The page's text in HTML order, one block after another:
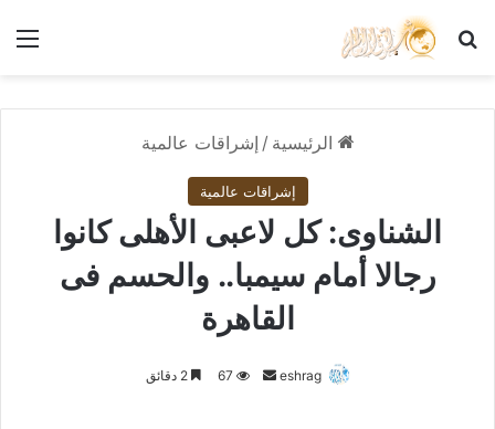
بحث عن
الرئيسية / إشراقات عالمية
إشراقات عالمية
الشناوى: كل لاعبى الأهلى كانوا
رجالا أمام سيمبا.. والحسم فى
القاهرة
eshrag
أرسل 67 2 دقائق